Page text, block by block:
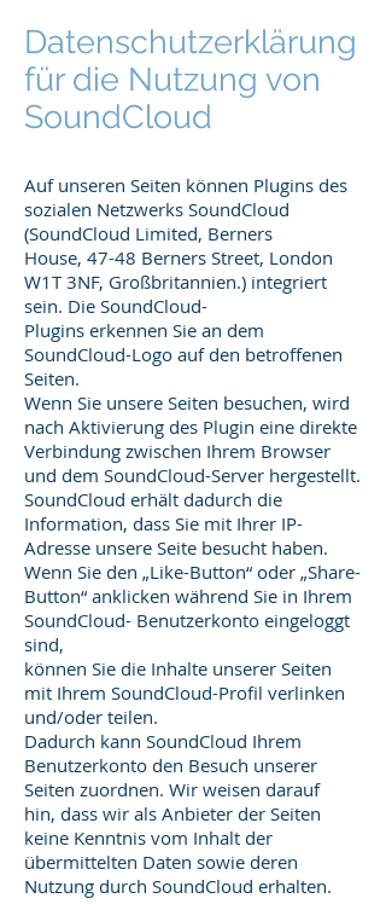
Datenschutzerklärung
für die Nutzung von
SoundCloud
Auf unseren Seiten können Plugins des
sozialen Netzwerks SoundCloud
(SoundCloud Limited, Berners
House, 47-48 Berners Street, London
W1T 3NF, Großbritannien.) integriert
sein. Die SoundCloud-
Plugins erkennen Sie an dem
SoundCloud-Logo auf den betroffenen
Seiten.
Wenn Sie unsere Seiten besuchen, wird
nach Aktivierung des Plugin eine direkte
Verbindung zwischen Ihrem Browser
und dem SoundCloud-Server hergestellt.
SoundCloud erhält dadurch die
Information, dass Sie mit Ihrer IP-
Adresse unsere Seite besucht haben.
Wenn Sie den „Like-Button“ oder „Share-
Button“ anklicken während Sie in Ihrem
SoundCloud- Benutzerkonto eingeloggt
sind,
können Sie die Inhalte unserer Seiten
mit Ihrem SoundCloud-Profil verlinken
und/oder teilen.
Dadurch kann SoundCloud Ihrem
Benutzerkonto den Besuch unserer
Seiten zuordnen. Wir weisen darauf
hin, dass wir als Anbieter der Seiten
keine Kenntnis vom Inhalt der
übermittelten Daten sowie deren
Nutzung durch SoundCloud erhalten.